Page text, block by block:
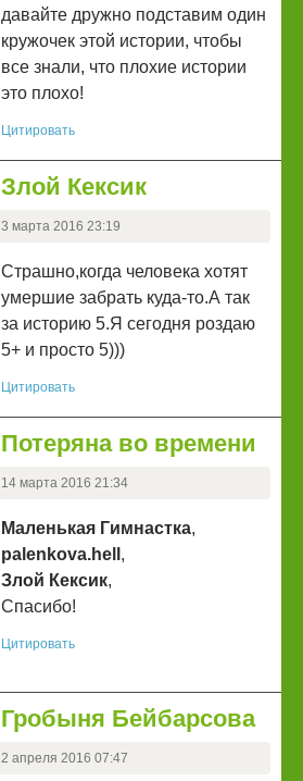
давайте дружно подставим один
кружочек этой истории, чтобы
все знали, что плохие истории
это плохо!
Цитировать
Злой Кексик
3 марта 2016 23:19
Страшно,когда человека хотят
умершие забрать куда-то.А так
за историю 5.Я сегодня роздаю
5+ и просто 5)))
Цитировать
Потеряна во времени
14 марта 2016 21:34
Маленькая Гимнастка,
palenkova.hell ,
Злой Кексик,
Спасибо!
Цитировать
Гробыня Бейбарсова
2 апреля 2016 07:47